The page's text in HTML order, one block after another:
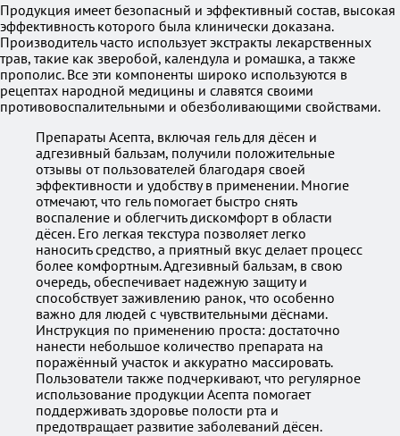
Продукция имеет безопасный и эффективный состав, высокая
эффективность которого была клинически доказана.
Производитель часто использует экстракты лекарственных
трав, такие как зверобой, календула и ромашка, а также
прополис. Все эти компоненты широко используются в
рецептах народной медицины и славятся своими
противовоспалительными и обезболивающими свойствами.
Препараты Асепта, включая гель для дёсен и
адгезивный бальзам, получили положительные
отзывы от пользователей благодаря своей
эффективности и удобству в применении. Многие
отмечают, что гель помогает быстро снять
воспаление и облегчить дискомфорт в области
дёсен. Его легкая текстура позволяет легко
наносить средство, а приятный вкус делает процесс
более комфортным. Адгезивный бальзам, в свою
очередь, обеспечивает надежную защиту и
способствует заживлению ранок, что особенно
важно для людей с чувствительными дёснами.
Инструкция по применению проста: достаточно
нанести небольшое количество препарата на
поражённый участок и аккуратно массировать.
Пользователи также подчеркивают, что регулярное
использование продукции Асепта помогает
поддерживать здоровье полости рта и
предотвращает развитие заболеваний дёсен.